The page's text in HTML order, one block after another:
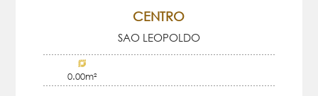
CENTRO
SAO LEOPOLDO
0.00m²